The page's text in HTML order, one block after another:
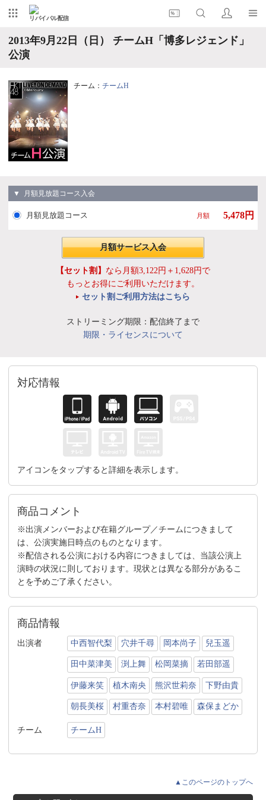
リバイバル配信
2013年9月22日（日） チームH「博多レジェンド」
公演
チーム： チームH
▼ 月額見放題コース入会
月額見放題コース 月額 5,478円
月額サービス入会
【セット割】 なら月額3,122円＋1,628円で
もっとお得にご利用いただけます。
セット割ご利用方法はこちら
ストリーミング期限：配信終了まで
期限・ライセンスについて
対応情報
アイコンをタップすると詳細を表示します。
商品コメント
※出演メンバーおよび在籍グループ／チームにつきまして
は、公演実施日時点のものとなります。
※配信される公演における内容につきましては、当該公演上
演時の状況に則しております。現状とは異なる部分があるこ
とを予めご了承ください。
商品情報
出演者 中西智代梨 穴井千尋 岡本尚子 兒玉遥
田中菜津美 渕上舞 松岡菜摘 若田部遥
伊藤来笑 植木南央 熊沢世莉奈 下野由貴
朝長美桜 村重杏奈 本村碧唯 森保まどか
チーム チームH
▲このページのトップへ